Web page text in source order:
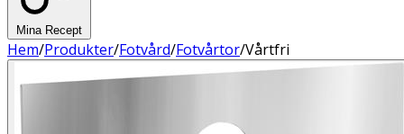
Mina Recept
Hem/Produkter/Fotvård/Fotvårtor/Vårtfri